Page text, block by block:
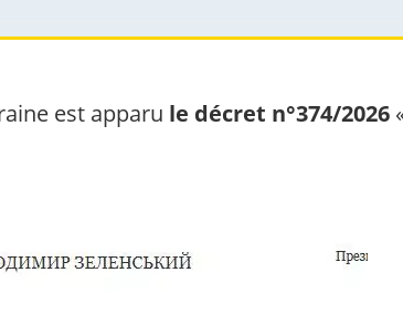
est apparu le décret n°374/2026